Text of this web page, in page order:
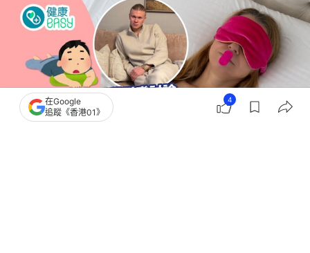
在Google
追蹤《香港01》
4